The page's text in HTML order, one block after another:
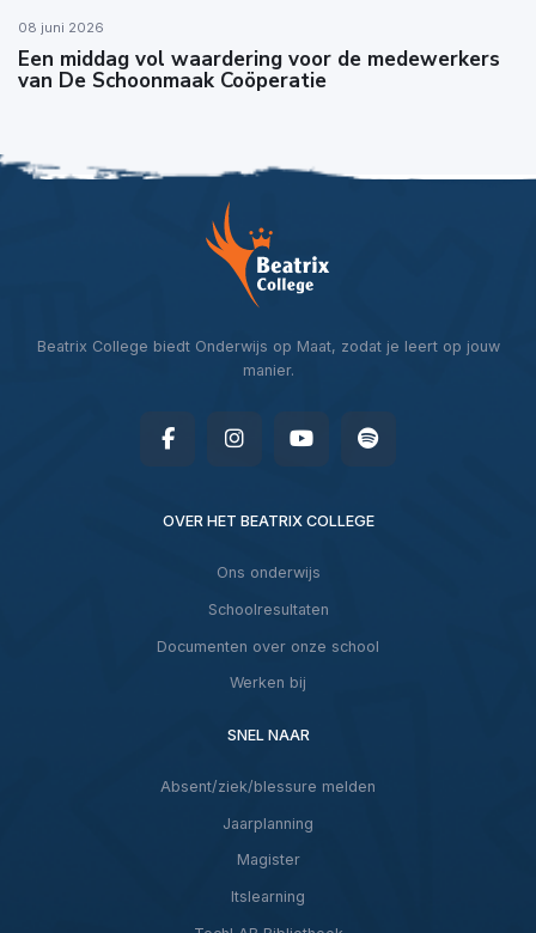
08 juni 2026
Een middag vol waardering voor de medewerkers
van De Schoonmaak Coöperatie
Beatrix College biedt Onderwijs op Maat, zodat je leert op jouw
manier.
OVER HET BEATRIX COLLEGE
Ons onderwijs
Schoolresultaten
Documenten over onze school
Werken bij
SNEL NAAR
Absent/ziek/blessure melden
Jaarplanning
Magister
Itslearning